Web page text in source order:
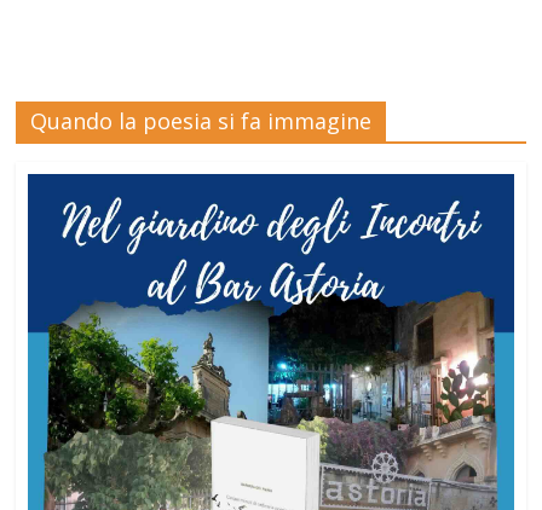
Quando la poesia si fa immagine